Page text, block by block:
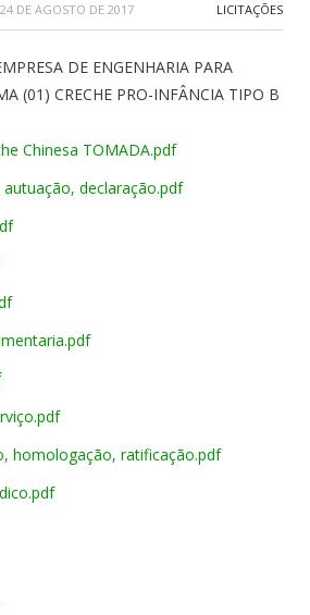
24 DE AGOSTO DE 2017 LICITAÇÕES
DE ENGENHARIA PARA
(01) CRECHE PRO-INFÂNCIA TIPO B
Chinesa TOMADA.pdf
declaração.pdf
homologação, ratificação.pdf